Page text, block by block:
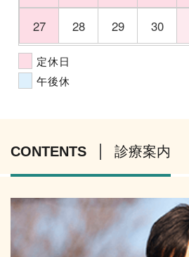
27 28 29 30
定休日
午後休
CONTENTS 診療案内